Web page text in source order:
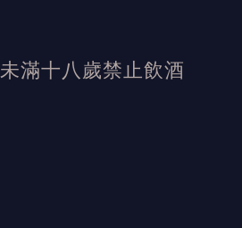
未滿十八歲禁止飲酒